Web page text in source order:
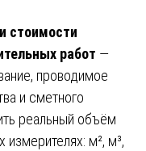
стоимости
работ —
проводимое
и сметного
реальный объём
измерителях: м², м³,